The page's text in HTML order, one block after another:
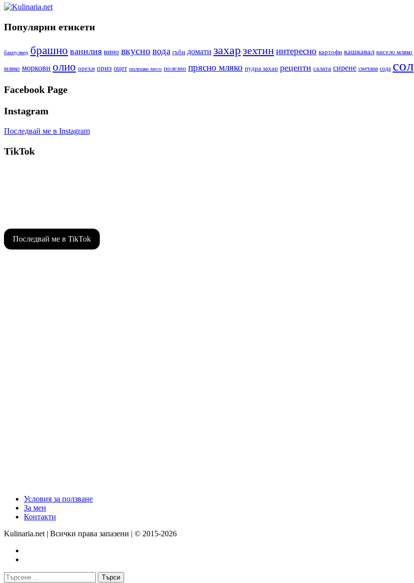
Популярни етикети
бакпулвер брашно ванилия вино вкусновода гъби домати захар зехтининтересно картофи кашкавал кисело мляко
мляко моркови олио орехи ориз оцет пилешко месо полезно прясно мляко пудра захар рецепти салата сирене сметана сода сол
Facebook Page
Instagram
Последвай ме в Instagram
TikTok
Последвай ме в TikTok
Условия за ползване
За мен
Контакти
Kulinaria.net | Всички права запазени | © 2015-2026